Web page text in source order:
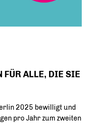
FÜR ALLE, DIE SIE
2025 bewilligt und
pro Jahr zum zweiten